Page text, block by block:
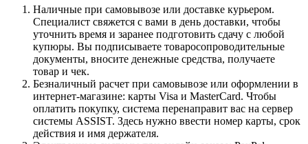
Наличные при самовывозе или доставке курьером.
Специалист свяжется с вами в день доставки, чтобы
уточнить время и заранее подготовить сдачу с любой
купюры. Вы подписываете товаросопроводительные
документы, вносите денежные средства, получаете
товар и чек.
Безналичный расчет при самовывозе или оформлении в
интернет-магазине: карты Visa и MasterCard. Чтобы
оплатить покупку, система перенаправит вас на сервер
системы ASSIST. Здесь нужно ввести номер карты, срок
действия и имя держателя.